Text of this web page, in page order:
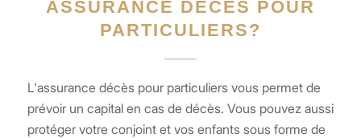
ASSURANCE DÉCÈS POUR
PARTICULIERS?
L'assurance décès pour particuliers vous permet de
prévoir un capital en cas de décès. Vous pouvez aussi
protéger votre conjoint et vos enfants sous forme de